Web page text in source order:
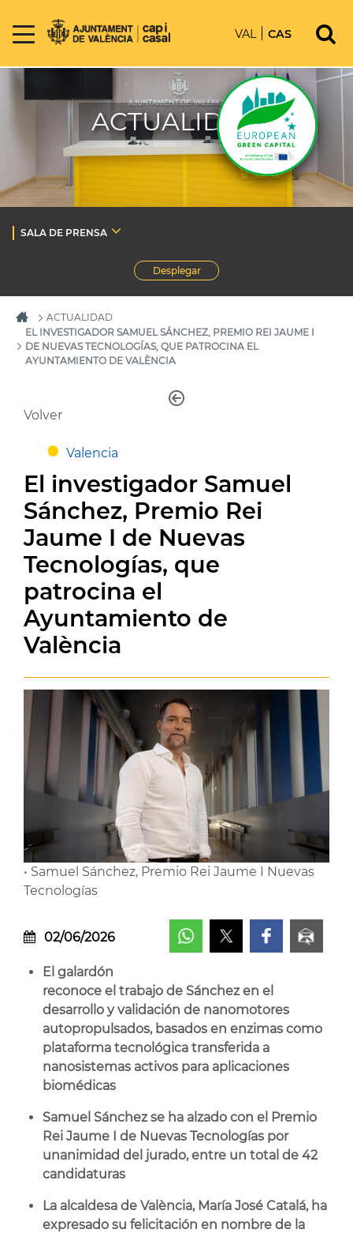
VAL CAS
ACTUALIDAD
SALA DE PRENSA
Desplegar
ACTUALIDAD
EL INVESTIGADOR SAMUEL SÁNCHEZ, PREMIO REI JAUME I
DE NUEVAS TECNOLOGÍAS, QUE PATROCINA EL
AYUNTAMIENTO DE VALÈNCIA
Volver
Valencia
El investigador Samuel
Sánchez, Premio Rei
Jaume I de Nuevas
Tecnologías, que
patrocina el
Ayuntamiento de
València
• Samuel Sánchez, Premio Rei Jaume I Nuevas
Tecnologías
02/06/2026
El galardón
reconoce el trabajo de Sánchez en el
desarrollo y validación de nanomotores
autopropulsados, basados en enzimas como
plataforma tecnológica transferida a
nanosistemas activos para aplicaciones
biomédicas
Samuel Sánchez se ha alzado con el Premio
Rei Jaume I de Nuevas Tecnologías por
unanimidad del jurado, entre un total de 42
candidaturas
La alcaldesa de València, María José Catalá, ha
expresado su felicitación en nombre de la